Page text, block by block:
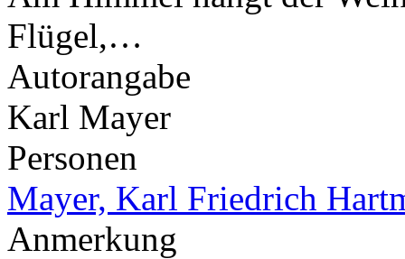
Flügel,…
Autorangabe
Karl Mayer
Personen
Mayer, Karl Friedrich
Anmerkung